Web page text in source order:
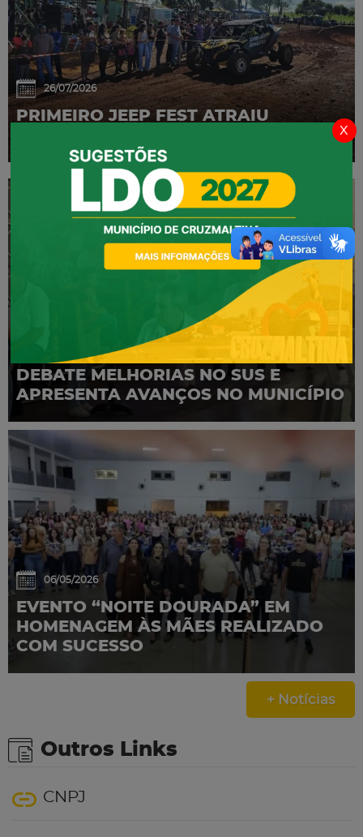
x
26/07/2026
PRIMEIRO JEEP FEST ATRAIU
CONFERÊNCIA MUNICIPAL DE SAÚDE
DEBATE MELHORIAS NO SUS E
APRESENTA AVANÇOS NO MUNICÍPIO
06/05/2026
EVENTO “NOITE DOURADA” EM
HOMENAGEM ÀS MÃES REALIZADO
COM SUCESSO
+ Notícias
Outros Links
CNPJ